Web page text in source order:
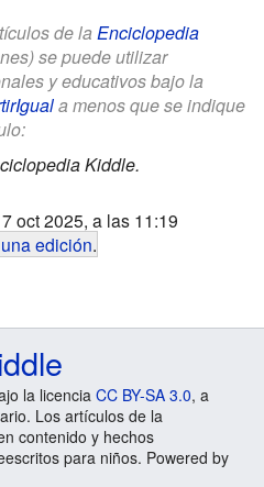
de la Enciclopedia
se puede utilizar
y educativos bajo la
a menos que se indique
Kiddle.
oct 2025, a las 11:19
edición.
la licencia CC BY-SA 3.0, a
Los artículos de la
contenido y hechos
para niños. Powered by